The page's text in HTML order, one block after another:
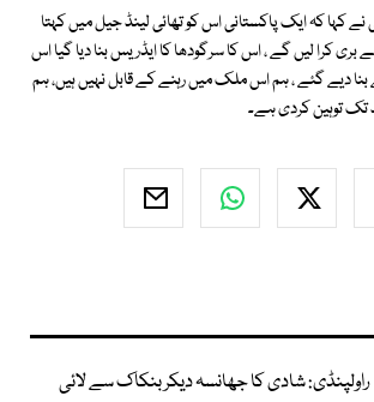
کہا کہ ایک پاکستانی اس کو تھائی لینڈ جیل میں کہتا
کرا لیں گے ، اس کا سرگودھا کا ایڈریس بنا دیا گیا اس
دیے گئے ، ہم اس ملک میں رہنے کے قابل نہیں ہیں، ہم
توہین کردی ہے۔
راولپنڈی: شادی کا جھانسہ دیکر بنکاک سے لائی